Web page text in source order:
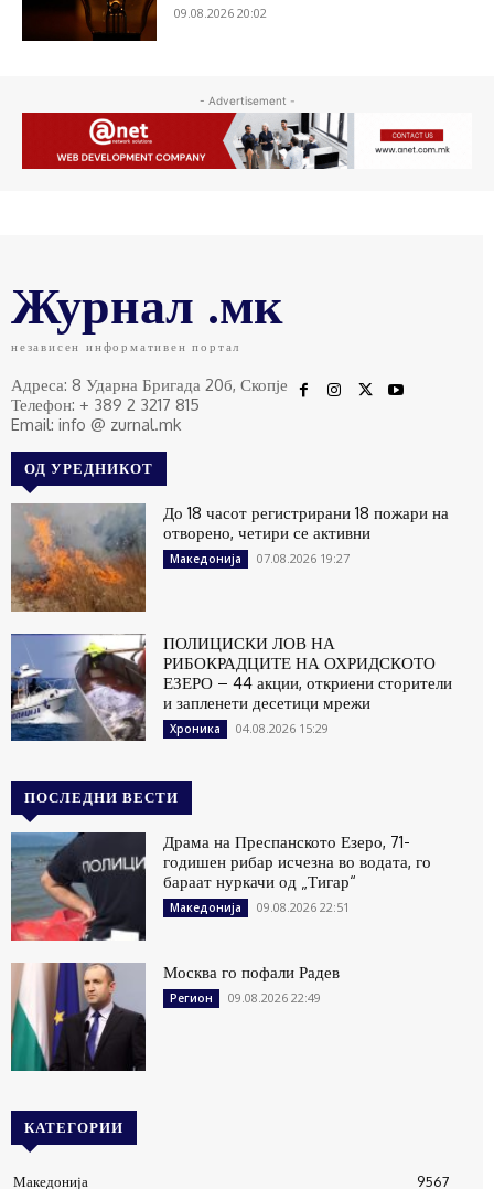
09.08.2026 20:02
- Advertisement -
Журнал .мк
независен информативен портал
Адреса: 8 Ударна Бригада 20б, Скопје
Телефон: + 389 2 3217 815
Email: info @ zurnal.mk
ОД УРЕДНИКОТ
До 18 часот регистрирани 18 пожари на
отворено, четири се активни
Македонија 07.08.2026 19:27
ПОЛИЦИСКИ ЛОВ НА
РИБОКРАДЦИТЕ НА ОХРИДСКОТО
ЕЗЕРО – 44 акции, откриени сторители
и запленети десетици мрежи
Хроника 04.08.2026 15:29
ПОСЛЕДНИ ВЕСТИ
Драма на Преспанското Езеро, 71-
годишен рибар исчезна во водата, го
бараат нуркачи од „Тигар“
Македонија 09.08.2026 22:51
Москва го пофали Радев
Регион 09.08.2026 22:49
КАТЕГОРИИ
Македонија 9567